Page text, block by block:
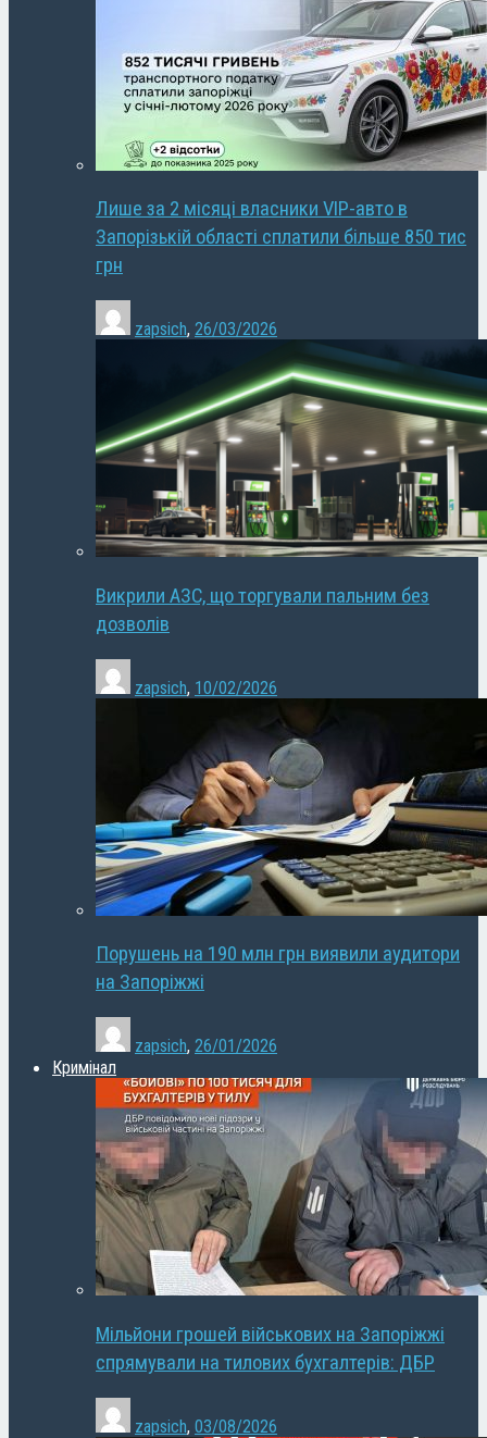
Лише за 2 місяці власники VIP-авто в
Запорізькій області сплатили більше 850 тис
грн
zapsich, 26/03/2026
Викрили АЗС, що торгували пальним без
дозволів
zapsich, 10/02/2026
Порушень на 190 млн грн виявили аудитори
на Запоріжжі
zapsich, 26/01/2026
Кримінал
Мільйони грошей військових на Запоріжжі
спрямували на тилових бухгалтерів: ДБР
zapsich, 03/08/2026